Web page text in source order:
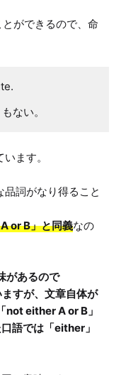
ができるので、命
ない。
ます。
詞がなり得ること
or B」と同義なの
があるので
すが、文章自体が
not either A or B」
語では「either」